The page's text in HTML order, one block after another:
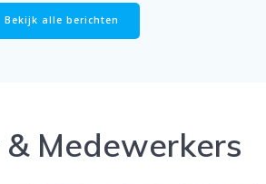
Bekijk alle berichten
Medewerkers